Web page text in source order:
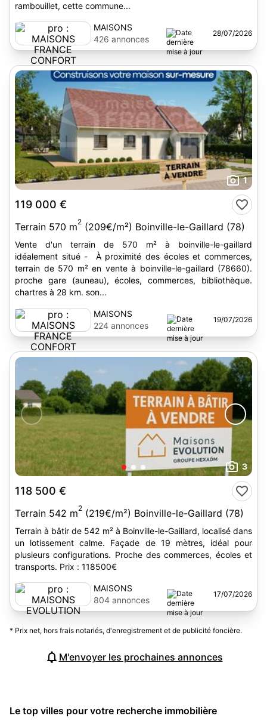
rambouillet, cette commune...
MAISONS
FRANCE
CONFORT
426 annonces
28/07/2026
1
119 000 €
Terrain 570 m2 (209€/m²) Boinville-le-Gaillard (78)
Vente d'un terrain de 570 m² à boinville-le-gaillard
idéalement situé - À proximité des écoles et commerces,
terrain de 570 m² en vente à boinville-le-gaillard (78660).
proche gare (auneau), écoles, commerces, bibliothèque.
chartres à 28 km. son...
MAISONS
FRANCE
CONFORT
224 annonces
19/07/2026
3
118 500 €
Terrain 542 m2 (219€/m²) Boinville-le-Gaillard (78)
Terrain à bâtir de 542 m² à Boinville-le-Gaillard, localisé dans
un lotissement calme. Façade de 19 mètres, idéal pour
plusieurs configurations. Proche des commerces, écoles et
transports. Prix : 118500€
MAISONS
EVOLUTION
804 annonces
17/07/2026
* Prix net, hors frais notariés, d'enregistrement et de publicité foncière.
M'envoyer les prochaines annonces
Le top villes pour votre recherche immobilière